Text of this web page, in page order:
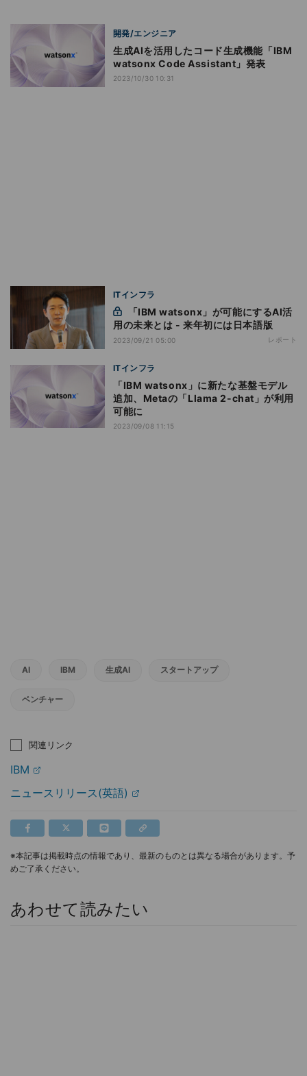
開発/エンジニア
生成AIを活用したコード生成機能「IBM
watsonx Code Assistant」発表
2023/10/30 10:31
ITインフラ
用の未来とは - 来年初には日本語版
2023/09/21 05:00 レポート
ITインフラ
「IBM watsonx」に新たな基盤モデル
追加、Metaの「Llama 2-chat」が利用
可能に
2023/09/08 11:15
AI IBM 生成AI スタートアップ
ベンチャー
関連リンク
IBM
ニュースリリース(英語)
※本記事は掲載時点の情報であり、最新のものとは異なる場合があります。予
めご了承ください。
あわせて読みたい